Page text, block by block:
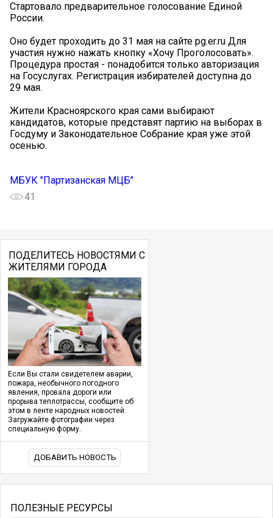
Стартовало предварительное голосование Единой
России.
Оно будет проходить до 31 мая на сайте pg.er.ru Для
участия нужно нажать кнопку «Хочу Проголосовать».
Процедура простая - понадобится только авторизация
на Госуслугах. Регистрация избирателей доступна до
29 мая.
Жители Красноярского края сами выбирают
кандидатов, которые представят партию на выборах в
Госдуму и Законодательное Собрание края уже этой
осенью.
МБУК "Партизанская МЦБ"
41
ПОДЕЛИТЕСЬ НОВОСТЯМИ С
ЖИТЕЛЯМИ ГОРОДА
Если Вы стали свидетелем аварии,
пожара, необычного погодного
явления, провала дороги или
прорыва теплотрассы, сообщите об
этом в ленте народных новостей.
Загружайте фотографии через
специальную форму.
ДОБАВИТЬ НОВОСТЬ
ПОЛЕЗНЫЕ РЕСУРСЫ